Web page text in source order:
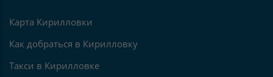
Карта Кирилловки
Как добраться в Кирилловку
Такси в Кирилловке